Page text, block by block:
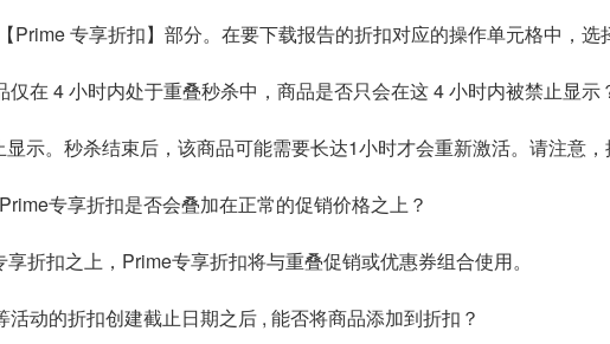
Prime 专享折扣】部分。在要下载报告的折扣对应的操作单元格中，选
在 4 小时内处于重叠秒杀中，商品是否只会在这 4 小时内被禁止显示
示。秒杀结束后，该商品可能需要长达1小时才会重新激活。请注意
专享折扣是否会叠加在正常的促销价格之上？
折扣之上，Prime专享折扣将与重叠促销或优惠券组合使用。
动的折扣创建截止日期之后 , 能否将商品添加到折扣？